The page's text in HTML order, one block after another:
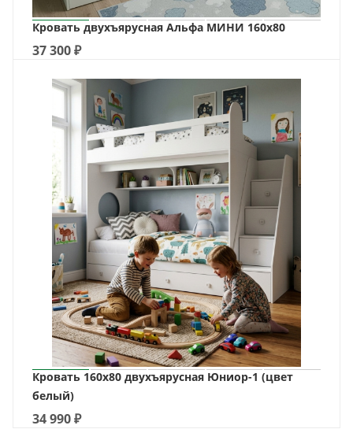
Кровать двухъярусная Альфа МИНИ 160х80
37 300₽
Кровать 160х80 двухъярусная Юниор-1 (цвет
белый)
34 990₽